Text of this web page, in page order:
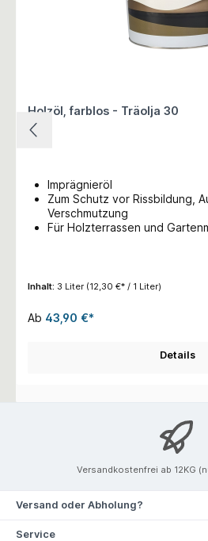
Holzöl, farblos - Träolja 30
Imprägnieröl
Zum Schutz vor Rissbildung,
Verschmutzung
Für Holzterrassen und
Inhalt: 3 Liter (12,30 €* / 1 Liter)
Ab 43,90 €*
Details
Versandkostenfrei ab 12KG
Versand oder Abholung?
Service